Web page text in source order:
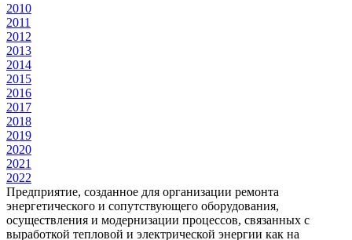
2010
2011
2012
2013
2014
2015
2016
2017
2018
2019
2020
2021
2022
Предприятие, созданное для организации ремонта
энергетического и сопутствующего оборудования,
осуществления и модернизации процессов, связанных с
выработкой тепловой и электрической энергии как на